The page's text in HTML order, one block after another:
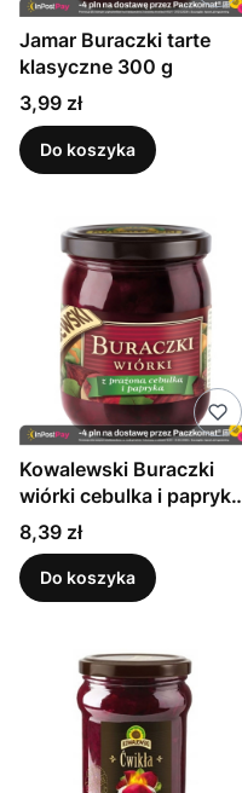
Jamar Buraczki tarte
klasyczne 300 g
Cena
3,99 zł
Do koszyka
Kowalewski Buraczki
wiórki cebulka i papryka
540ml
Cena
8,39 zł
Do koszyka